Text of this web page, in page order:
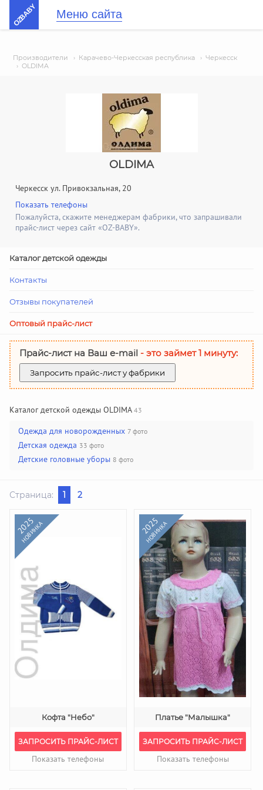
OZBABY Меню сайта
Производители › Карачево-Черкесская республика › Черкесск
› OLDIMA
OLDIMA
Черкесск ул. Привокзальная, 20
Показать телефоны
Пожалуйста, скажите менеджерам фабрики, что запрашивали
прайс-лист через сайт «OZ-BABY».
Каталог детской одежды
Контакты
Отзывы покупателей
Оптовый прайс-лист
Прайс-лист на Ваш е-mail - это займет 1 минуту:
Запросить прайс-лист у фабрики
Каталог детской одежды OLDIMA 43
Одежда для новорожденных 7 фото
Детская одежда 33 фото
Детские головные уборы 8 фото
Страница: 1 2
2025
НОВИНКА
Кофта "Небо"
ЗАПРОСИТЬ ПРАЙС-ЛИСТ
Показать телефоны
2025
НОВИНКА
Платье "Малышка"
ЗАПРОСИТЬ ПРАЙС-ЛИСТ
Показать телефоны